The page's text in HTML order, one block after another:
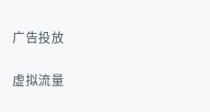
广告投放
虚拟流量